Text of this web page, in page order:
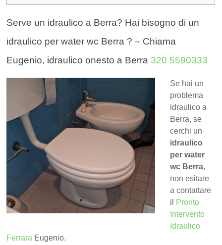
Serve un idraulico a Berra? Hai bisogno di un
idraulico per water wc Berra ? – Chiama
Eugenio, idraulico onesto a Berra 320 5590333
Se hai un
problema
idraulico a
Berra, se
cerchi un
idraulico
per water
wc Berra,
non esitare
a contattare
il Pronto
Intervento
Idraulico
Ferrara Eugenio.